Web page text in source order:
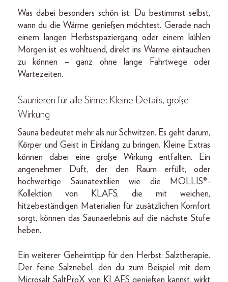
Was dabei besonders schön ist: Du bestimmst selbst,
wann du die Wärme genießen möchtest. Gerade nach
einem langen Herbstspaziergang oder einem kühlen
Morgen ist es wohltuend, direkt ins Warme eintauchen
zu können – ganz ohne lange Fahrtwege oder
Wartezeiten.
Saunieren für alle Sinne: Kleine Details, große
Wirkung
Sauna bedeutet mehr als nur Schwitzen. Es geht darum,
Körper und Geist in Einklang zu bringen. Kleine Extras
können dabei eine große Wirkung entfalten. Ein
angenehmer Duft, der den Raum erfüllt, oder
hochwertige Saunatextilien wie die MOLLIS®-
Kollektion von KLAFS, die mit weichen,
hitzebeständigen Materialien für zusätzlichen Komfort
sorgt, können das Saunaerlebnis auf die nächste Stufe
heben.
Ein weiterer Geheimtipp für den Herbst: Salztherapie.
Der feine Salznebel, den du zum Beispiel mit dem
Microsalt SaltProX von KLAFS genießen kannst, wirkt